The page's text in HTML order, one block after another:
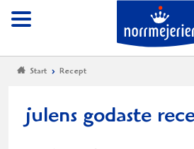
Meny
Start Recept
julens godaste